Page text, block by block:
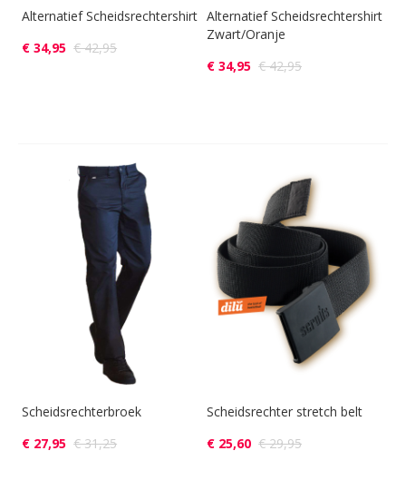
Alternatief Scheidsrechtershirt
€ 34,95 € 42,95
Alternatief Scheidsrechtershirt
Zwart/Oranje
€ 34,95 € 42,95
Scheidsrechterbroek
€ 27,95 € 31,25
Scheidsrechter stretch belt
€ 25,60 € 29,95